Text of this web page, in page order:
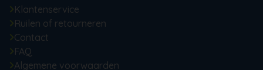
Klantenservice
Ruilen of retourneren
Contact
FAQ
Algemene voorwaarden